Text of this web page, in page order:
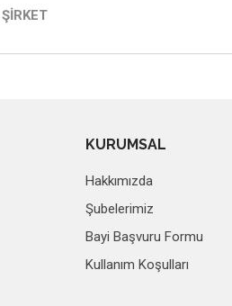
KURUMSAL
Hakkımızda
Şubelerimiz
Bayi Başvuru Formu
Kullanım Koşulları